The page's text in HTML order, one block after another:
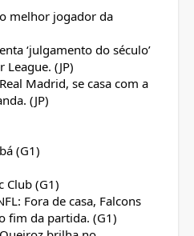
melhor jogador da
‘julgamento do século’
(JP)
Madrid, se casa com a
(JP)
(G1)
Club (G1)
Fora de casa, Falcons
fim da partida. (G1)